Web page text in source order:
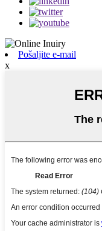
Pošaljite e-mail
x